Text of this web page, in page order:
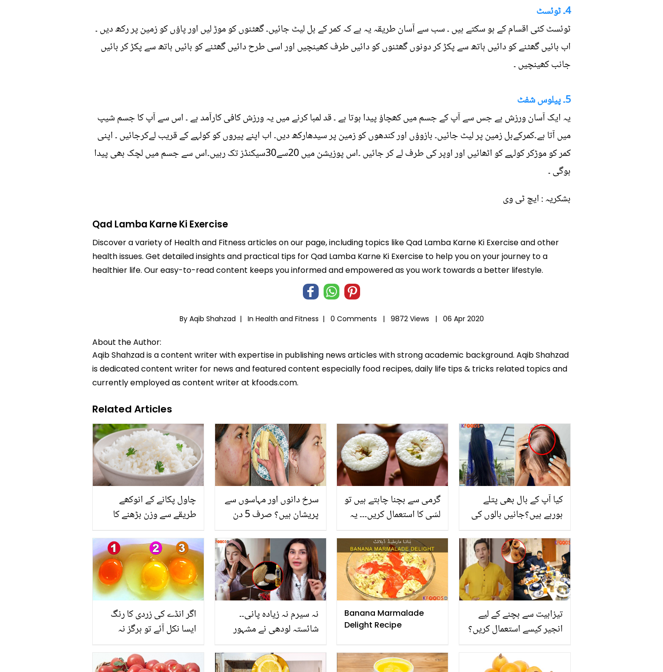
4۔ ٹوئسٹ
ٹوئسٹ کئی اقسام کے ہو سکتے ہیں ۔ سب سے آسان طریقہ یہ ہے کہ کمر کے بل لیٹ جائیں۔ گھٹنوں کو موڑ لیں اور پاؤں کو زمین پر رکھ دیں ۔
اب بائیں گھٹنے کو دائیں ہاتھ سے پکڑ کر دونوں گھٹنوں کو دائیں طرف کھینچیں اور اسی طرح دائیں گھٹنے کو بائیں ہاتھ سے پکڑ کر بائیں
جانب کھینچیں ۔
5۔ پیلوس شفٹ
یہ ایک آسان ورزش ہے جس سے آپ کے جسم میں کھچاؤ پیدا ہوتا ہے ۔ قد لمبا کرنے میں یہ ورزش کافی کارآمد ہے ۔ اس سے آپ کا جسم شیپ
میں آتا ہے۔کمرکےبل زمین پر لیٹ جائیں۔ بازوؤں اور کندھوں کو زمین پر سیدھارکھ دیں۔ اب اپنے پیروں کو کولہے کے قریب لےکرجائیں ۔ اپنی
کمر کو موڑکر کولہے کو اٹھائیں اور اوپر کی طرف لے کر جائیں ۔اس پوزیشن میں 20سے30سیکنڈز تک رہیں۔اس سے جسم میں لچک بھی پیدا
ہوگی ۔
بشکریہ : ایچ ٹی وی
Qad Lamba Karne Ki Exercise
Discover a variety of Health and Fitness articles on our page, including topics like Qad Lamba Karne Ki Exercise and other
health issues. Get detailed insights and practical tips for Qad Lamba Karne Ki Exercise to help you on your journey to a
healthier life. Our easy-to-read content keeps you informed and empowered as you work towards a better lifestyle.
By Aqib Shahzad | In Health and Fitness | 0 Comments | 9872 Views | 06 Apr 2020
About the Author:
Aqib Shahzad is a content writer with expertise in publishing news articles with strong academic background. Aqib Shahzad
is dedicated content writer for news and featured content especially food recipes, daily life tips & tricks related topics and
currently employed as content writer at kfoods.com.
Related Articles
چاول پکانے کے انوکھے
طریقے سے وزن بڑھنے کا
سرخ دانوں اور مہاسوں سے
پریشان ہیں؟ صرف 5 دن
استعمال کریں اور کمال
دیکھیں
گرمی سے بچنا چاہتے ہیں تو
لسّی کا استعمال کریں۔۔۔ یہ
میں پوشیدہ ہماری صحت
کے ناقابل یقین راز جان کر
آپ دنگ رہ جائیں گے
کیا آپ کے بال بھی پتلے
ہورہے ہیں؟جانیں بالوں کی
جس سے آپ کے بالوں کو
لمبا، گھنا ہونے میں مدد ملے
اگر انڈے کی زردی کا رنگ
ایسا نکل آئے تو ہرگز نہ
کس چیز کی علامت ظاہر
نہ سیرم نہ زیادہ پانی۔۔
شائستہ لودھی نے مشہور
حسین نظر آنے کے لئے کون
Banana Marmalade
Delight Recipe
تیزابیت سے بچنے کے لیے
انجیر کیسے استعمال کریں؟
درد سے بچنے کے لیے ماہرین